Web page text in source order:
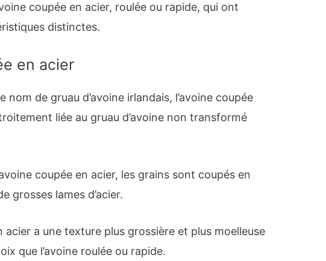
coupée en acier, roulée ou rapide, qui ont
distinctes.
en acier
nom de gruau d’avoine irlandais, l’avoine coupée
liée au gruau d’avoine non transformé
coupée en acier, les grains sont coupés en
grosses lames d’acier.
acier a une texture plus grossière et plus moelleuse
que l’avoine roulée ou rapide.